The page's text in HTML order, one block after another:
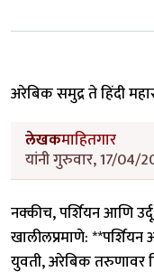
अरेबिक समुद्र ते हिंदी
लेखकमाहितगार
यांनी गुरुवार, 17/04/
नक्कीच, पर्शियन आणि
खालीलप्रमाणे:
युवती, अरेबिक तरुणावर